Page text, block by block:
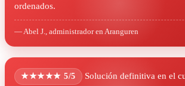
ordenados.
— Abel J., administrador en Aranguren
★★★★★ 5/5 Solución definitiva en el